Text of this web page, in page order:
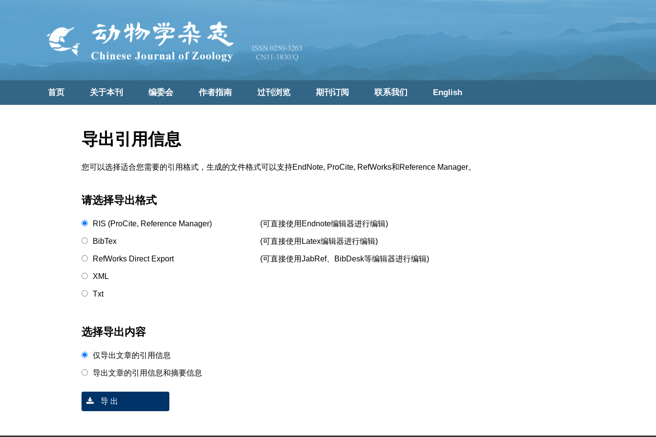
首页 关于本刊 编委会 作者指南 过刊浏览 期刊订阅 联系我们 English
导出引用信息
您可以选择适合您需要的引用格式，生成的文件格式可以支持EndNote, ProCite, RefWorks和Reference Manager。
请选择导出格式
RIS (ProCite, Reference Manager) (可直接使用Endnote编辑器进行编辑)
BibTex (可直接使用Latex编辑器进行编辑)
RefWorks Direct Export (可直接使用JabRef、BibDesk等编辑器进行编辑)
XML
Txt
选择导出内容
仅导出文章的引用信息
导出文章的引用信息和摘要信息
导 出